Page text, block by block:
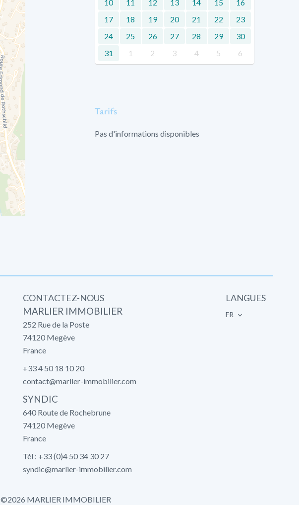
10
11 12 13 14 15
16
17
18 19 20 21 22
23
24
25 26 27 28 29
30
31
1 2 3 4 5 6
Tarifs
Pas d'informations disponibles
CONTACTEZ-NOUS
MARLIER IMMOBILIER
252 Rue de la Poste
74120 Megève
France
+33 4 50 18 10 20
contact@marlier-immobilier.com
SYNDIC
640 Route de Rochebrune
74120 Megève
France
Tél : +33 (0)4 50 34 30 27
syndic@marlier-immobilier.com
LANGUES
FR
©2026 MARLIER IMMOBILIER